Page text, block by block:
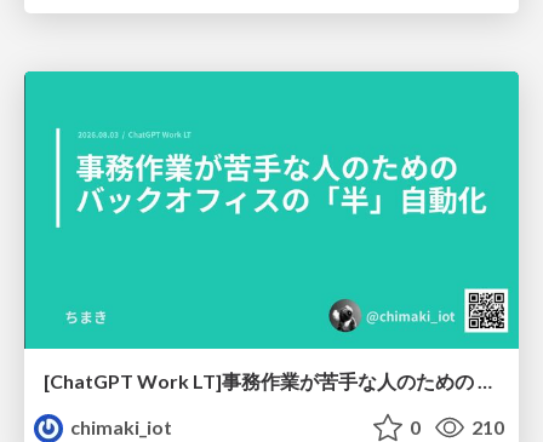
[ChatGPT Work LT]事務作業が苦手な人のための バックオフィスの「半」自動化
chimaki_iot
0 210